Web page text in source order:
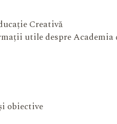
Creativă
utile despre Academia
obiective